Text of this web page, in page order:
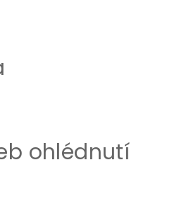
ohlédnutí